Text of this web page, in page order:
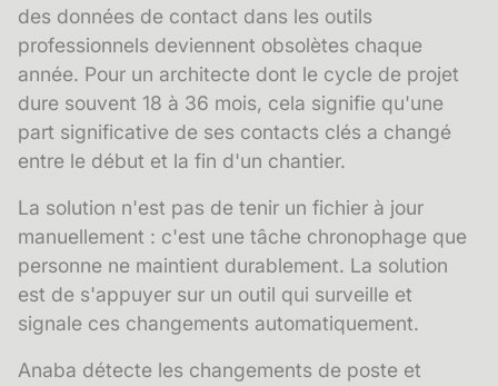
des données de contact dans les outils
professionnels deviennent obsolètes chaque
année. Pour un architecte dont le cycle de projet
dure souvent 18 à 36 mois, cela signifie qu'une
part significative de ses contacts clés a changé
entre le début et la fin d'un chantier.
La solution n'est pas de tenir un fichier à jour
manuellement : c'est une tâche chronophage que
personne ne maintient durablement. La solution
est de s'appuyer sur un outil qui surveille et
signale ces changements automatiquement.
Anaba détecte les changements de poste et